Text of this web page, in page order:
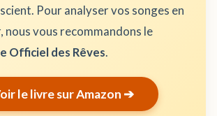
Pour analyser vos songes en
nous vous recommandons le
Officiel des Rêves.
le livre sur Amazon ➔